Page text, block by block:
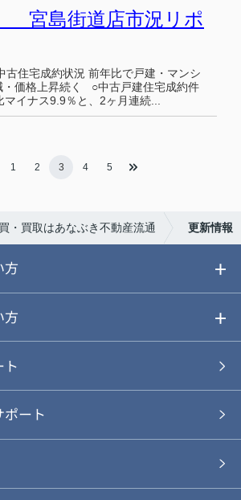
宮島街道店市況リポ
住宅成約状況 前年比で戸建・マンシ
・価格上昇続く ○中古戸建住宅成約件
イナス9.9％と、2ヶ月連続...
1 2 3 4 5
・買取はあなぶき不動産流通 更新情報
方
方
ト
ポート